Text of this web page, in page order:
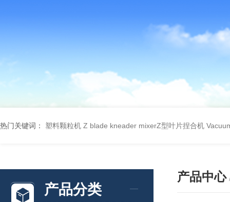
热门关键词： 塑料颗粒机 Z blade kneader mixerZ型叶片捏合机
产品分类
产品中心